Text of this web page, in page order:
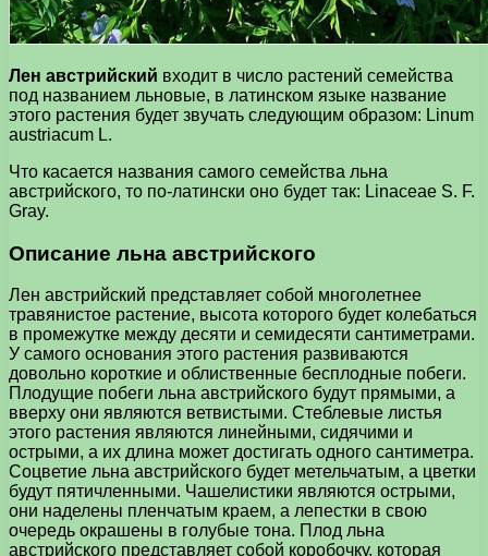
Лен австрийский входит в число растений семейства
под названием льновые, в латинском языке название
этого растения будет звучать следующим образом: Linum
austriacum L.
Что касается названия самого семейства льна
австрийского, то по-латински оно будет так: Linaceae S. F.
Gray.
Описание льна австрийского
Лен австрийский представляет собой многолетнее
травянистое растение, высота которого будет колебаться
в промежутке между десяти и семидесяти сантиметрами.
У самого основания этого растения развиваются
довольно короткие и облиственные бесплодные побеги.
Плодущие побеги льна австрийского будут прямыми, а
вверху они являются ветвистыми. Стеблевые листья
этого растения являются линейными, сидячими и
острыми, а их длина может достигать одного сантиметра.
Соцветие льна австрийского будет метельчатым, а цветки
будут пятичленными. Чашелистики являются острыми,
они наделены пленчатым краем, а лепестки в свою
очередь окрашены в голубые тона. Плод льна
австрийского представляет собой коробочку, которая